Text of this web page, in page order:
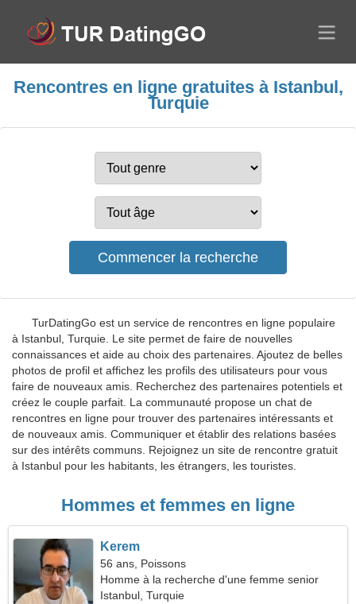
Rencontres en ligne gratuites à Istanbul,
Turquie
TurDatingGo est un service de rencontres en ligne populaire
à Istanbul, Turquie. Le site permet de faire de nouvelles
connaissances et aide au choix des partenaires. Ajoutez de belles
photos de profil et affichez les profils des utilisateurs pour vous
faire de nouveaux amis. Recherchez des partenaires potentiels et
créez le couple parfait. La communauté propose un chat de
rencontres en ligne pour trouver des partenaires intéressants et
de nouveaux amis. Communiquer et établir des relations basées
sur des intérêts communs. Rejoignez un site de rencontre gratuit
à Istanbul pour les habitants, les étrangers, les touristes.
Hommes et femmes en ligne
Kerem
56 ans, Poissons
Homme à la recherche d'une femme senior
Istanbul, Turquie